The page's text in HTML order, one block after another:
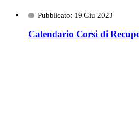
Pubblicato: 19 Giu 2023
Calendario Corsi di